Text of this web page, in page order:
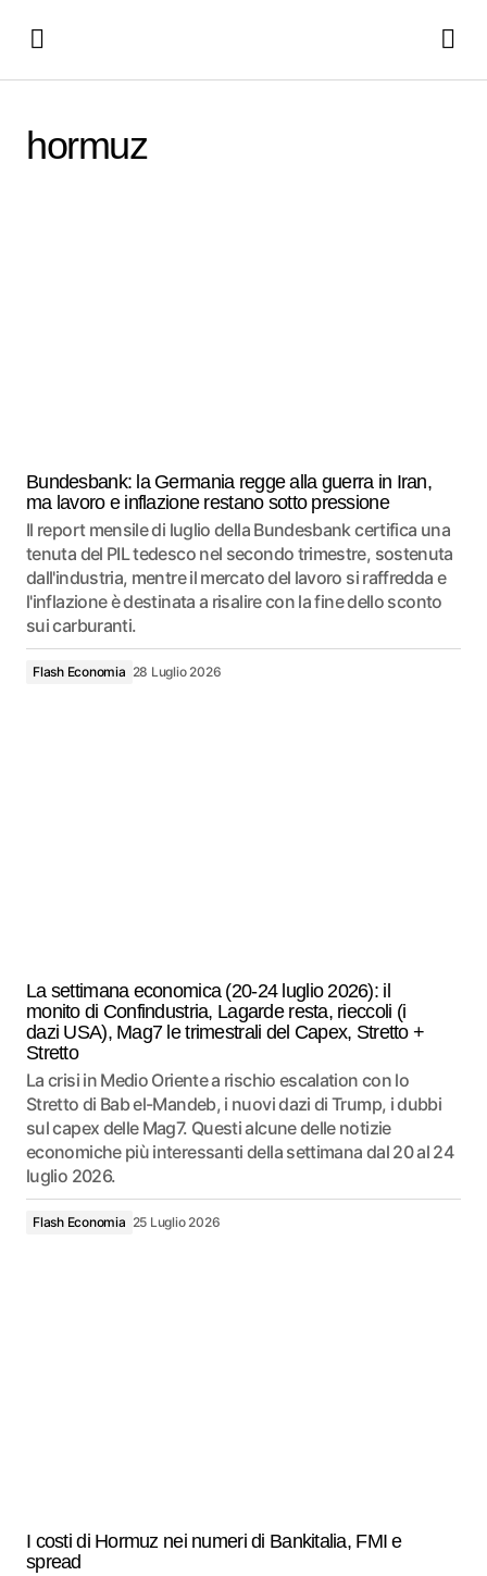
hormuz
Bundesbank: la Germania regge alla guerra in Iran,
ma lavoro e inflazione restano sotto pressione
Il report mensile di luglio della Bundesbank certifica una
tenuta del PIL tedesco nel secondo trimestre, sostenuta
dall'industria, mentre il mercato del lavoro si raffredda e
l'inflazione è destinata a risalire con la fine dello sconto
sui carburanti.
Flash Economia 28 Luglio 2026
La settimana economica (20-24 luglio 2026): il
monito di Confindustria, Lagarde resta, rieccoli (i
dazi USA), Mag7 le trimestrali del Capex, Stretto +
Stretto
La crisi in Medio Oriente a rischio escalation con lo
Stretto di Bab el-Mandeb, i nuovi dazi di Trump, i dubbi
sul capex delle Mag7. Questi alcune delle notizie
economiche più interessanti della settimana dal 20 al 24
luglio 2026.
Flash Economia 25 Luglio 2026
I costi di Hormuz nei numeri di Bankitalia, FMI e
spread